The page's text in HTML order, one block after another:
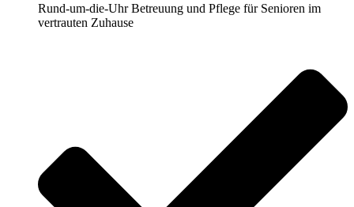
Rund-um-die-Uhr Betreuung und Pflege für Senioren im
vertrauten Zuhause